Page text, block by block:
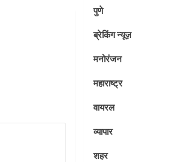
पुणे
ब्रेकिंग न्यूज़
मनोरंजन
महाराष्ट्र
वायरल
व्यापार
शहर